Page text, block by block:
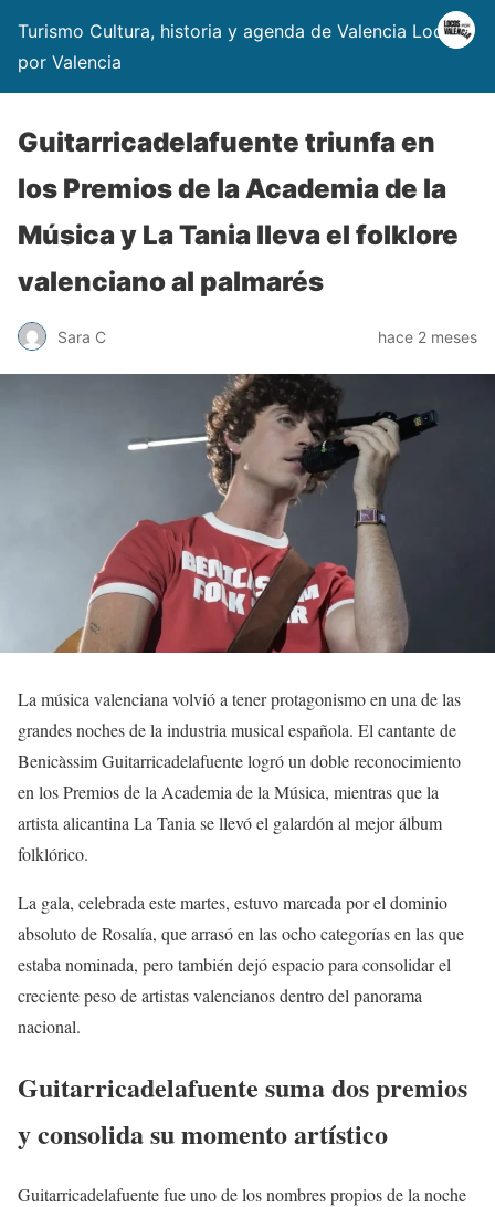
Turismo Cultura, historia y agenda de Valencia Locos
por Valencia
Guitarricadelafuente triunfa en
los Premios de la Academia de la
Música y La Tania lleva el folklore
valenciano al palmarés
Sara C hace 2 meses
La música valenciana volvió a tener protagonismo en una de las
grandes noches de la industria musical española. El cantante de
Benicàssim Guitarricadelafuente logró un doble reconocimiento
en los Premios de la Academia de la Música, mientras que la
artista alicantina La Tania se llevó el galardón al mejor álbum
folklórico.
La gala, celebrada este martes, estuvo marcada por el dominio
absoluto de Rosalía, que arrasó en las ocho categorías en las que
estaba nominada, pero también dejó espacio para consolidar el
creciente peso de artistas valencianos dentro del panorama
nacional.
Guitarricadelafuente suma dos premios
y consolida su momento artístico
Guitarricadelafuente fue uno de los nombres propios de la noche